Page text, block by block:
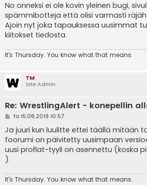
No onneksi ei ole kovin yleinen bugi,
spämmibotteja että olisi varmasti
Ajoin nyt joka tapauksessa uusimmat
kiitokset tiedosta.
It's Thursday. You know what that means.
TM
Site Admin
Re: WrestlingAlert - konepellin
V
e
s
t
To 15.08.2019 10:57
Ja juuri kun luulitte ettei täällä mitään
foorumi on päivitetty uusimpaan
uusi proflat-tyyli on asennettu (koska
).
It's Thursday. You know what that means.